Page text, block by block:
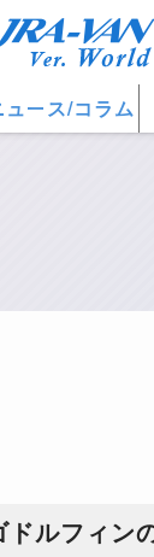
ュース/コラム
ドルフィン